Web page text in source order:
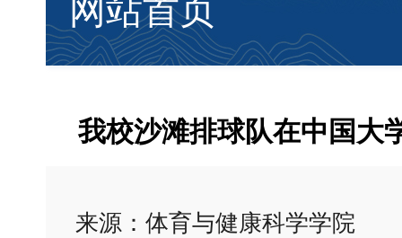
网站首页
我校沙滩排球队在中国大
来源：体育与健康科学学院